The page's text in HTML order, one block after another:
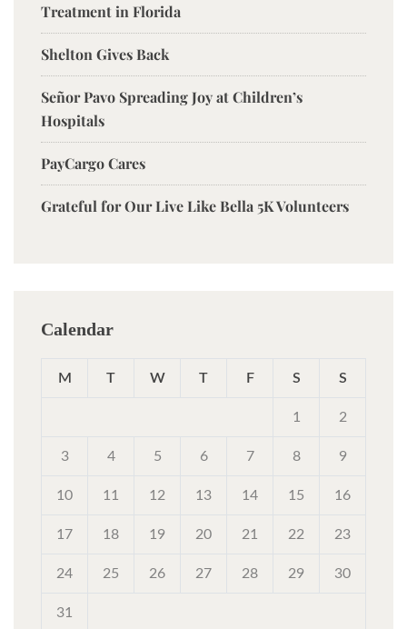
Treatment in Florida
Shelton Gives Back
Señor Pavo Spreading Joy at Children’s
Hospitals
PayCargo Cares
Grateful for Our Live Like Bella 5K Volunteers
Calendar
M T W T F S S
1 2
3 4 5 6 7 8 9
10 11 12 13 14 15 16
17 18 19 20 21 22 23
24 25 26 27 28 29 30
31